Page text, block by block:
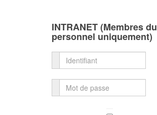
INTRANET (Membres du
personnel uniquement)
Identifiant
Mot de passe